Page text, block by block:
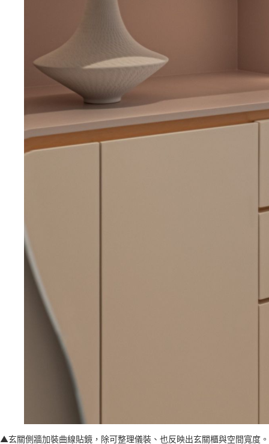
▲玄關側牆加裝曲線貼鏡，除可整理儀裝、也反映出玄關櫃與空間寬度。